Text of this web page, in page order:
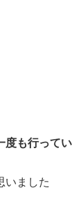
度も行ってい
いました